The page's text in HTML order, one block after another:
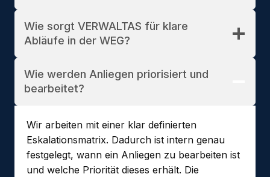
Wie sorgt VERWALTAS für klare
Abläufe in der WEG?
Wie werden Anliegen priorisiert und
bearbeitet?
Wir arbeiten mit einer klar definierten
Eskalationsmatrix. Dadurch ist intern genau
festgelegt, wann ein Anliegen zu bearbeiten ist
und welche Priorität dieses erhält. Die